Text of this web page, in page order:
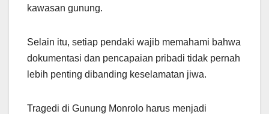
kawasan gunung.
Selain itu, setiap pendaki wajib memahami bahwa
dokumentasi dan pencapaian pribadi tidak pernah
lebih penting dibanding keselamatan jiwa.
Tragedi di Gunung Monrolo harus menjadi